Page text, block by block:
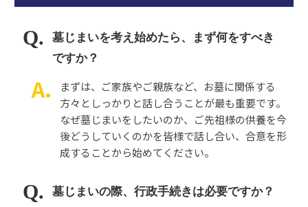
墓じまいを考え始めたら、まず何をすべき
ですか？
まずは、ご家族やご親族など、お墓に関係する
方々としっかりと話し合うことが最も重要です。
なぜ墓じまいをしたいのか、ご先祖様の供養を今
後どうしていくのかを皆様で話し合い、合意を形
成することから始めてください。
墓じまいの際、行政手続きは必要ですか？